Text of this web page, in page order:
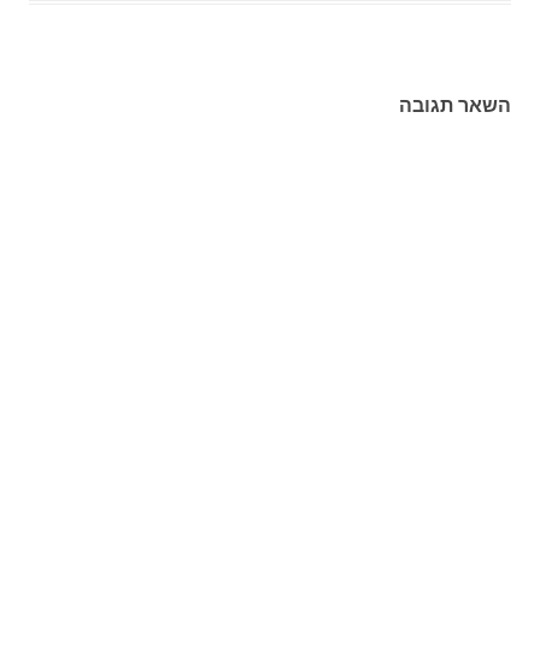
השאר תגובה